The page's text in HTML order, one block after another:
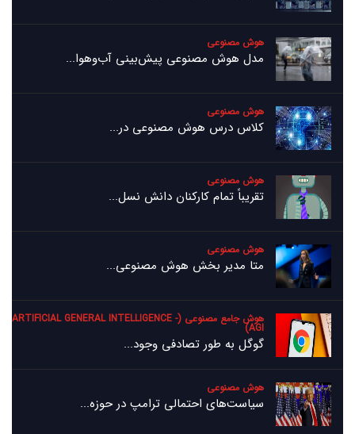
هوش مصنوعی
مدل هوش مصنوعی پیش‌بینی آب‌و‌هوا...
هوش مصنوعی
کلاس درس هوش مصنوعی در...
هوش مصنوعی
تقریباً تمام کارکنان دانش نسل...
هوش مصنوعی
متا مدیر بخش هوش مصنوعی...
هوش جامع مصنوعی (ARTIFICIAL GENERAL INTELLIGENCE -
AGI)
گوگل به طور تصادفی وجود...
هوش مصنوعی
سیاست‌های احتمالی ترامپ در حوزه...